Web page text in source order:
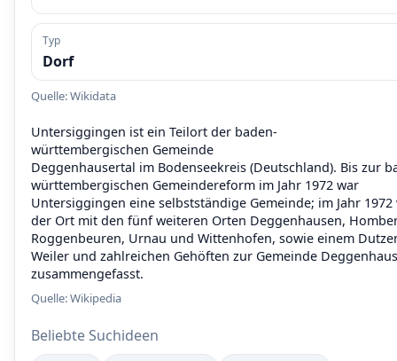
Typ
Dorf
Quelle: Wikidata
Untersiggingen ist ein Teilort der baden-
württembergischen Gemeinde
Deggenhausertal im Bodenseekreis (Deutschland). Bis zur
württembergischen Gemeindereform im Jahr 1972 war
Untersiggingen eine selbstständige Gemeinde; im Jahr
der Ort mit den fünf weiteren Orten Deggenhausen,
Roggenbeuren, Urnau und Wittenhofen, sowie einem
Weiler und zahlreichen Gehöften zur Gemeinde
zusammengefasst.
Quelle:Wikipedia
Beliebte Suchideen